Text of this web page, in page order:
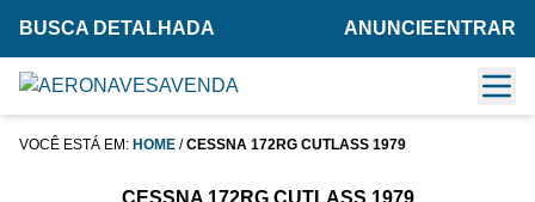
BUSCA DETALHADA ANUNCIE ENTRAR
VOCÊ ESTÁ EM: HOME /CESSNA 172RG CUTLASS 1979
CESSNA 172RG CUTLASS 1979